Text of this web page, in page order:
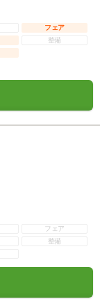
フェア
整備
フェア
整備